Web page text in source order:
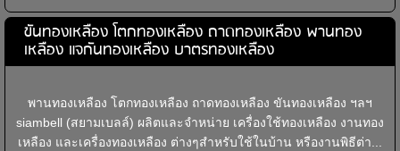
ขันทองเหลือง โตกทองเหลือง ถาดทองเหลือง พานทอง
เหลือง แจกันทองเหลือง บาตรทองเหลือง
พานทองเหลือง โตกทองเหลือง ถาดทองเหลือง ขันทองเหลือง ฯลฯ
siambell (สยามเบลล์) ผลิตและจำหน่าย เครื่องใช้ทองเหลือง งานทอง
เหลือง และเครื่องทองเหลือง ต่างๆสำหรับใช้ในบ้าน หรืองานพิธีต่า...